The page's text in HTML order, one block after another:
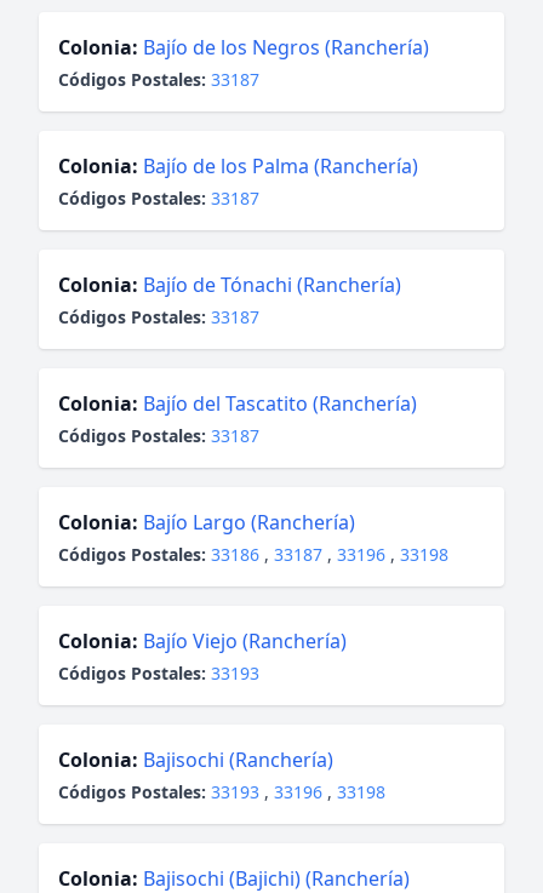
Colonia: Bajío de los Negros (Ranchería)
Códigos Postales: 33187
Colonia: Bajío de los Palma (Ranchería)
Códigos Postales: 33187
Colonia: Bajío de Tónachi (Ranchería)
Códigos Postales: 33187
Colonia: Bajío del Tascatito (Ranchería)
Códigos Postales: 33187
Colonia: Bajío Largo (Ranchería)
Códigos Postales: 33186 , 33187 , 33196 , 33198
Colonia: Bajío Viejo (Ranchería)
Códigos Postales: 33193
Colonia: Bajisochi (Ranchería)
Códigos Postales: 33193 , 33196 , 33198
Colonia: Bajisochi (Bajichi) (Ranchería)